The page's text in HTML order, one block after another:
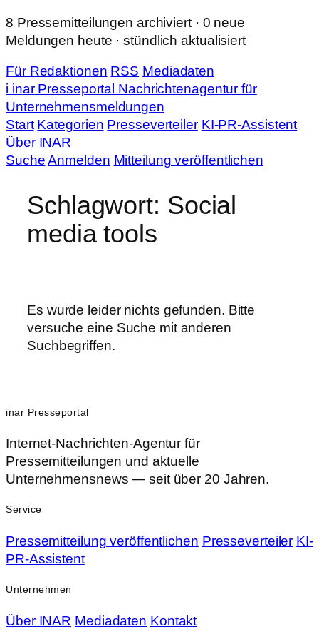
Zum
Inhalt
8 Pressemitteilungen archiviert · 0 neue
Meldungen heute · stündlich aktualisiert
Für Redaktionen RSS Mediadaten
i inarPresseportal Nachrichtenagentur für
Unternehmensmeldungen
Start Kategorien Presseverteiler KI-PR-Assistent
Über INAR
Suche Anmelden Mitteilung veröffentlichen
Schlagwort: Social
media tools
Es wurde leider nichts gefunden. Bitte
versuche eine Suche mit anderen
Suchbegriffen.
inar Presseportal
Internet-Nachrichten-Agentur für
Pressemitteilungen und aktuelle
Unternehmensnews — seit über 20 Jahren.
Service
Pressemitteilung veröffentlichen Presseverteiler KI-
PR-Assistent
Unternehmen
Über INAR Mediadaten Kontakt